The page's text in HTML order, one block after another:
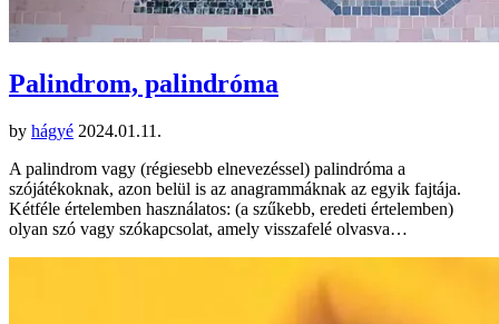
Palindrom, palindróma
by hágyé 2024.01.11.
A palindrom vagy (régiesebb elnevezéssel) palindróma a
szójátékoknak, azon belül is az anagrammáknak az egyik fajtája.
Kétféle értelemben használatos: (a szűkebb, eredeti értelemben)
olyan szó vagy szókapcsolat, amely visszafelé olvasva…